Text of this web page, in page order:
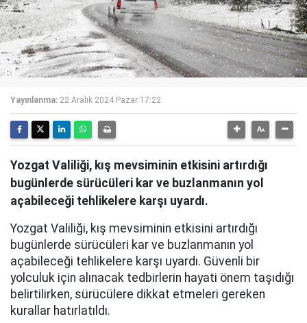
Yayınlanma: 22 Aralık 2024 Pazar 17:22
Yozgat Valiliği, kış mevsiminin etkisini artırdığı
bugünlerde sürücüleri kar ve buzlanmanın yol
açabileceği tehlikelere karşı uyardı.
Yozgat Valiliği, kış mevsiminin etkisini artırdığı
bugünlerde sürücüleri kar ve buzlanmanın yol
açabileceği tehlikelere karşı uyardı. Güvenli bir
yolculuk için alınacak tedbirlerin hayati önem taşıdığı
belirtilirken, sürücülere dikkat etmeleri gereken
kurallar hatırlatıldı.